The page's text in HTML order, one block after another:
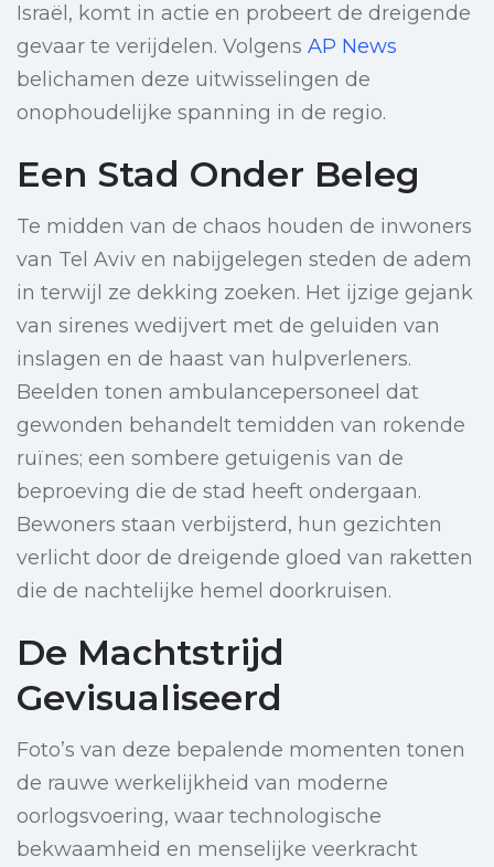
Israël, komt in actie en probeert de dreigende
gevaar te verijdelen. Volgens AP News
belichamen deze uitwisselingen de
onophoudelijke spanning in de regio.
Een Stad Onder Beleg
Te midden van de chaos houden de inwoners
van Tel Aviv en nabijgelegen steden de adem
in terwijl ze dekking zoeken. Het ijzige gejank
van sirenes wedijvert met de geluiden van
inslagen en de haast van hulpverleners.
Beelden tonen ambulancepersoneel dat
gewonden behandelt temidden van rokende
ruïnes; een sombere getuigenis van de
beproeving die de stad heeft ondergaan.
Bewoners staan verbijsterd, hun gezichten
verlicht door de dreigende gloed van raketten
die de nachtelijke hemel doorkruisen.
De Machtstrijd
Gevisualiseerd
Foto’s van deze bepalende momenten tonen
de rauwe werkelijkheid van moderne
oorlogsvoering, waar technologische
bekwaamheid en menselijke veerkracht